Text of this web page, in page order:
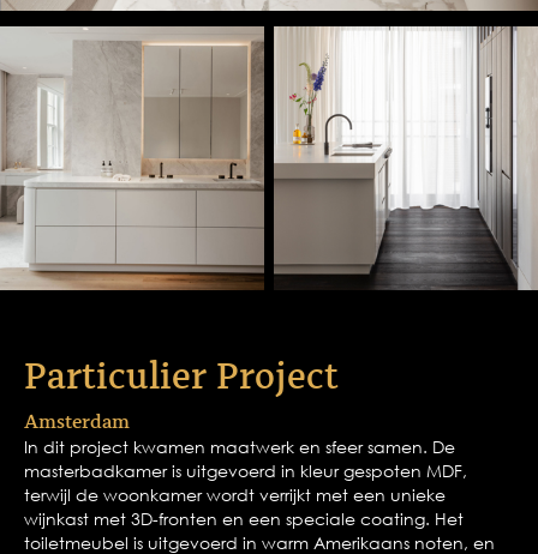
Particulier Project
Amsterdam
In dit project kwamen maatwerk en sfeer samen. De
masterbadkamer is uitgevoerd in kleur gespoten MDF,
terwijl de woonkamer wordt verrijkt met een unieke
wijnkast met 3D-fronten en een speciale coating. Het
toiletmeubel is uitgevoerd in warm Amerikaans noten, en